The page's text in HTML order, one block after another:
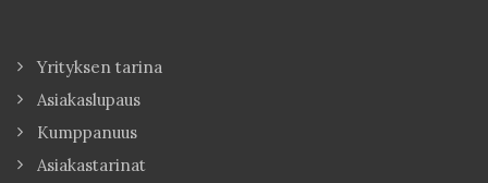
Yrityksen tarina
Asiakaslupaus
Kumppanuus
Asiakastarinat